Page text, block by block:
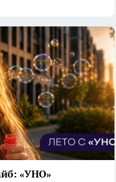
«УНО»